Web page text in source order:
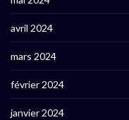
avril 2024
mars 2024
février 2024
janvier 2024